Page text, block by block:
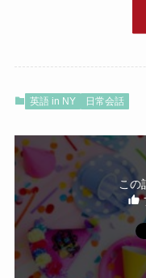
英語 in NY 日常会話
この